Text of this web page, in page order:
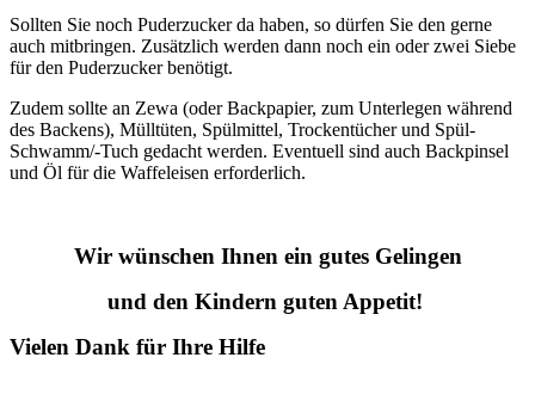
Sollten Sie noch Puderzucker da haben, so dürfen Sie den gerne
auch mitbringen. Zusätzlich werden dann noch ein oder zwei Siebe
für den Puderzucker benötigt.
Zudem sollte an Zewa (oder Backpapier, zum Unterlegen während
des Backens), Mülltüten, Spülmittel, Trockentücher und Spül-
Schwamm/-Tuch gedacht werden. Eventuell sind auch Backpinsel
und Öl für die Waffeleisen erforderlich.
Wir wünschen Ihnen ein gutes Gelingen
und den Kindern guten Appetit!
Vielen Dank für Ihre Hilfe